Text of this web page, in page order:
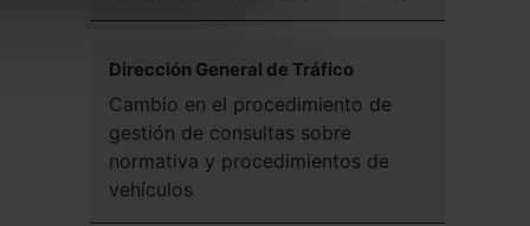
Dirección General de Tráfico
Cambio en el procedimiento de
gestión de consultas sobre
normativa y procedimientos de
vehículos